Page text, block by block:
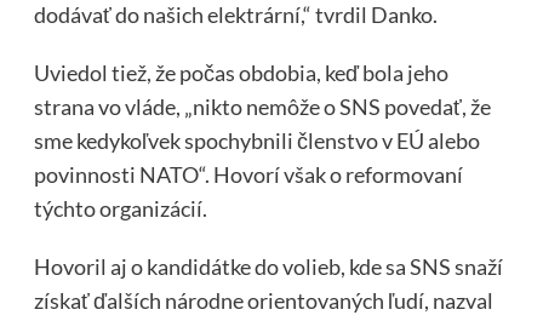
dodávať do našich elektrární,“ tvrdil Danko.
Uviedol tiež, že počas obdobia, keď bola jeho
strana vo vláde, „nikto nemôže o SNS povedať, že
sme kedykoľvek spochybnili členstvo v EÚ alebo
povinnosti NATO“. Hovorí však o reformovaní
týchto organizácií.
Hovoril aj o kandidátke do volieb, kde sa SNS snaží
získať ďalších národne orientovaných ľudí, nazval